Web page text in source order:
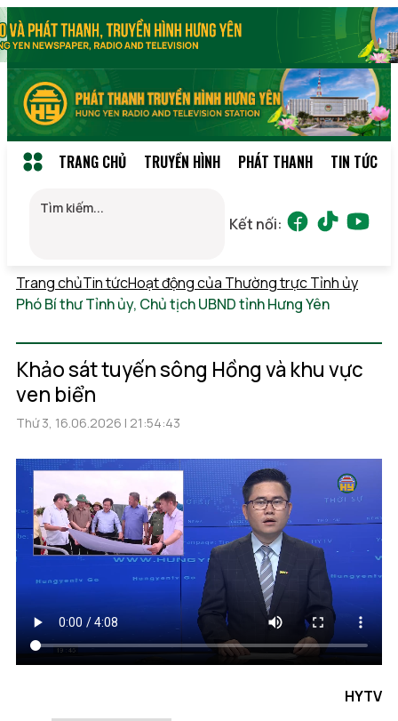
TRANG CHỦ TRUYỀN HÌNH PHÁT THANH TIN TỨC
Kết nối:
Trang chủTin tứcHoạt động của Thường trực Tỉnh ủy
Phó Bí thư Tỉnh ủy, Chủ tịch UBND tỉnh Hưng Yên
Khảo sát tuyến sông Hồng và khu vực
ven biển
Thứ 3, 16.06.2026 | 21:54:43
HYTV